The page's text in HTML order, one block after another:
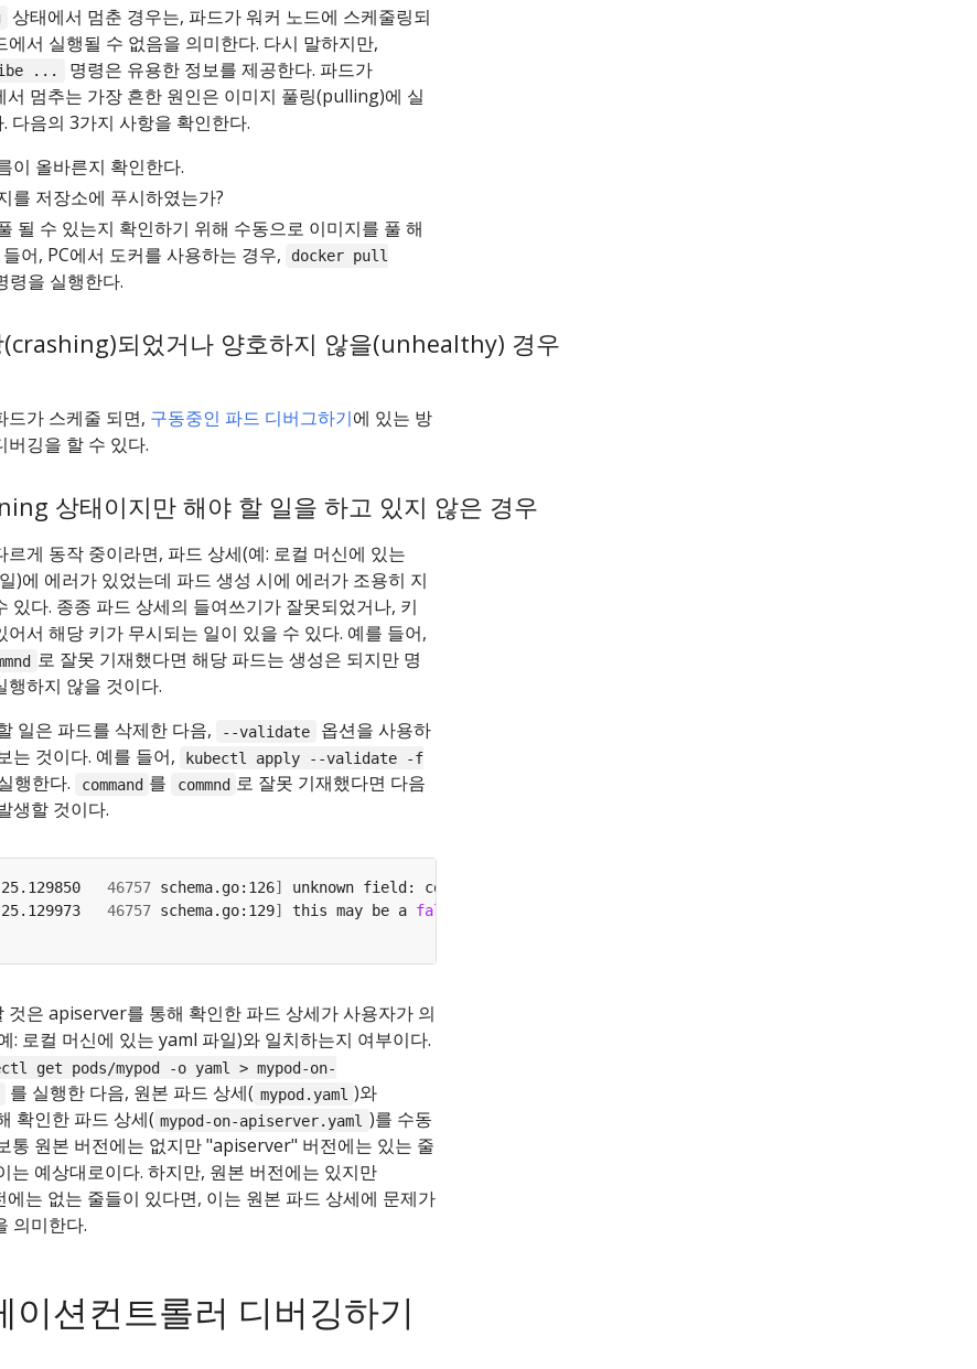
상태에서 멈춘 경우는, 파드가 워커 노드에 스케줄링되
에서 실행될 수 없음을 의미한다. 다시 말하지만,
... 명령은 유용한 정보를 제공한다. 파드가
서 멈추는 가장 흔한 원인은 이미지 풀링(pulling)에 실
다음의 3가지 사항을 확인한다.
이 올바른지 확인한다.
를 저장소에 푸시하였는가?
될 수 있는지 확인하기 위해 수동으로 이미지를 풀 해
어, PC에서 도커를 사용하는 경우,
docker pull
령을 실행한다.
되었거나 양호하지 않을(unhealthy) 경우
드가 스케줄 되면, 구동중인 파드 디버그하기에 있는 방
버깅을 할 수 있다.
상태이지만 해야 할 일을 하고 있지 않은 경우
르게 동작 중이라면, 파드 상세(예: 로컬 머신에 있는
)에 에러가 있었는데 파드 생성 시에 에러가 조용히 지
있다. 종종 파드 상세의 들여쓰기가 잘못되었거나, 키
어서 해당 키가 무시되는 일이 있을 수 있다. 예를 들어,
로 잘못 기재했다면 해당 파드는 생성은 되지만 명
행하지 않을 것이다.
일은 파드를 삭제한 다음,
--validate
옵션을 사용하
는 것이다. 예를 들어,
kubectl apply --validate -f
행한다. command 를 commnd 로 잘못 기재했다면 다음
생할 것이다.
46757 schema.go:126]
46757 schema.go:129] this may be a false
것은 apiserver를 통해 확인한 파드 상세가 사용자가 의
: 로컬 머신에 있는 yaml 파일)와 일치하는지 여부이다.
get pods/mypod -o yaml > mypod-on-
를 실행한 다음, 원본 파드 상세( mypod.yaml )와
확인한 파드 상세( mypod-on-apiserver.yaml )를 수동
통 원본 버전에는 없지만 "apiserver" 버전에는 있는 줄
는 예상대로이다. 하지만, 원본 버전에는 있지만
는 없는 줄들이 있다면, 이는 원본 파드 상세에 문제가
의미한다.
이션컨트롤러 디버깅하기